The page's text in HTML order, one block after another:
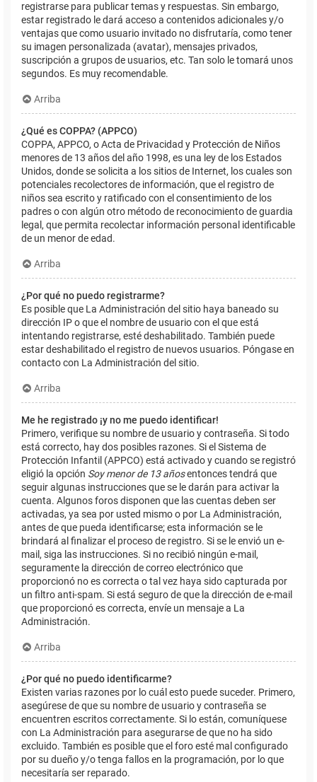
registrarse para publicar temas y respuestas. Sin embargo,
estar registrado le dará acceso a contenidos adicionales y/o
ventajas que como usuario invitado no disfrutaría, como tener
su imagen personalizada (avatar), mensajes privados,
suscripción a grupos de usuarios, etc. Tan solo le tomará unos
segundos. Es muy recomendable.
Arriba
¿Qué es COPPA? (APPCO)
COPPA, APPCO, o Acta de Privacidad y Protección de Niños
menores de 13 años del año 1998, es una ley de los Estados
Unidos, donde se solicita a los sitios de Internet, los cuales son
potenciales recolectores de información, que el registro de
niños sea escrito y ratificado con el consentimiento de los
padres o con algún otro método de reconocimiento de guardia
legal, que permita recolectar información personal identificable
de un menor de edad.
Arriba
¿Por qué no puedo registrarme?
Es posible que La Administración del sitio haya baneado su
dirección IP o que el nombre de usuario con el que está
intentando registrarse, esté deshabilitado. También puede
estar deshabilitado el registro de nuevos usuarios. Póngase en
contacto con La Administración del sitio.
Arriba
Me he registrado ¡y no me puedo identificar!
Primero, verifique su nombre de usuario y contraseña. Si todo
está correcto, hay dos posibles razones. Si el Sistema de
Protección Infantil (APPCO) está activado y cuando se registró
eligió la opción Soy menor de 13 añosentonces tendrá que
seguir algunas instrucciones que se le darán para activar la
cuenta. Algunos foros disponen que las cuentas deben ser
activadas, ya sea por usted mismo o por La Administración,
antes de que pueda identificarse; esta información se le
brindará al finalizar el proceso de registro. Si se le envió un e-
mail, siga las instrucciones. Si no recibió ningún e-mail,
seguramente la dirección de correo electrónico que
proporcionó no es correcta o tal vez haya sido capturada por
un filtro anti-spam. Si está seguro de que la dirección de e-mail
que proporcionó es correcta, envíe un mensaje a La
Administración.
Arriba
¿Por qué no puedo identificarme?
Existen varias razones por lo cuál esto puede suceder. Primero,
asegúrese de que su nombre de usuario y contraseña se
encuentren escritos correctamente. Si lo están, comuníquese
con La Administración para asegurarse de que no ha sido
excluido. También es posible que el foro esté mal configurado
por su dueño y/o tenga fallos en la programación, por lo que
necesitaría ser reparado.